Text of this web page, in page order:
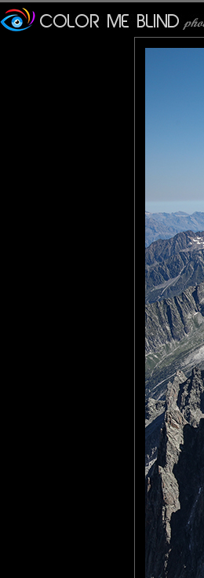
Photo prise à près de
Laisser un